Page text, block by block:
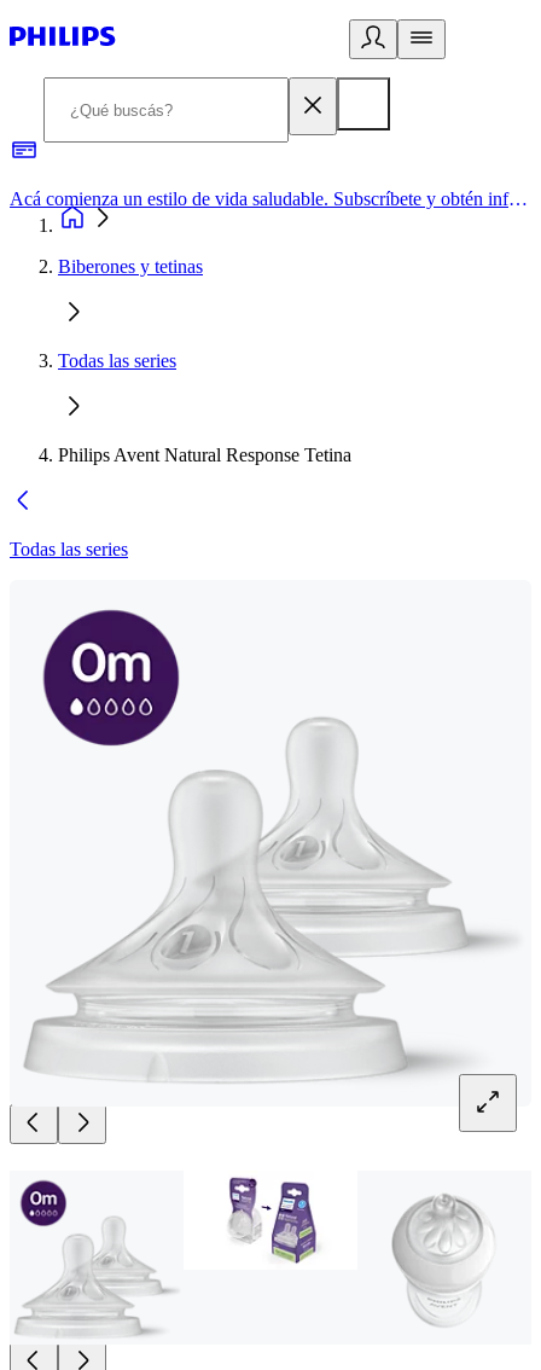
Acá comienza un estilo de vida saludable. Subscríbete y obtén información de primera mano
Biberones y tetinas
Todas las series
Philips Avent Natural Response Tetina
Todas las series